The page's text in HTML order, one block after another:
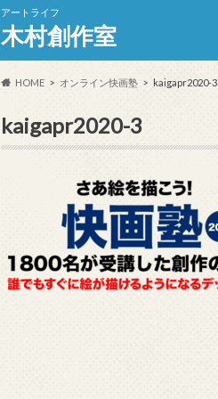
アートライフ
木村創作室
HOME オンライン快画塾 kaigapr2020-3
kaigapr2020-3